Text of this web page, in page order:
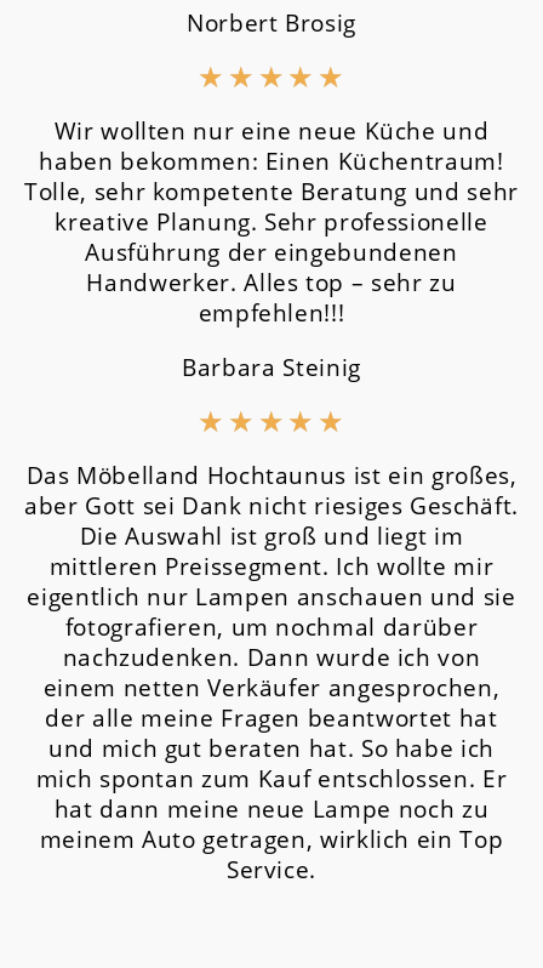
Norbert Brosig
★ ★ ★ ★ ★
Wir wollten nur eine neue Küche und
haben bekommen: Einen Küchentraum!
Tolle, sehr kompetente Beratung und sehr
kreative Planung. Sehr professionelle
Ausführung der eingebundenen
Handwerker. Alles top – sehr zu
empfehlen!!!
Barbara Steinig
★ ★ ★ ★ ★
Das Möbelland Hochtaunus ist ein großes,
aber Gott sei Dank nicht riesiges Geschäft.
Die Auswahl ist groß und liegt im
mittleren Preissegment. Ich wollte mir
eigentlich nur Lampen anschauen und sie
fotografieren, um nochmal darüber
nachzudenken. Dann wurde ich von
einem netten Verkäufer angesprochen,
der alle meine Fragen beantwortet hat
und mich gut beraten hat. So habe ich
mich spontan zum Kauf entschlossen. Er
hat dann meine neue Lampe noch zu
meinem Auto getragen, wirklich ein Top
Service.